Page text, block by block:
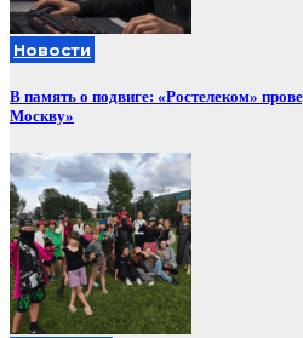
Новости
В память о подвиге: «Ростелеком»
Москву»